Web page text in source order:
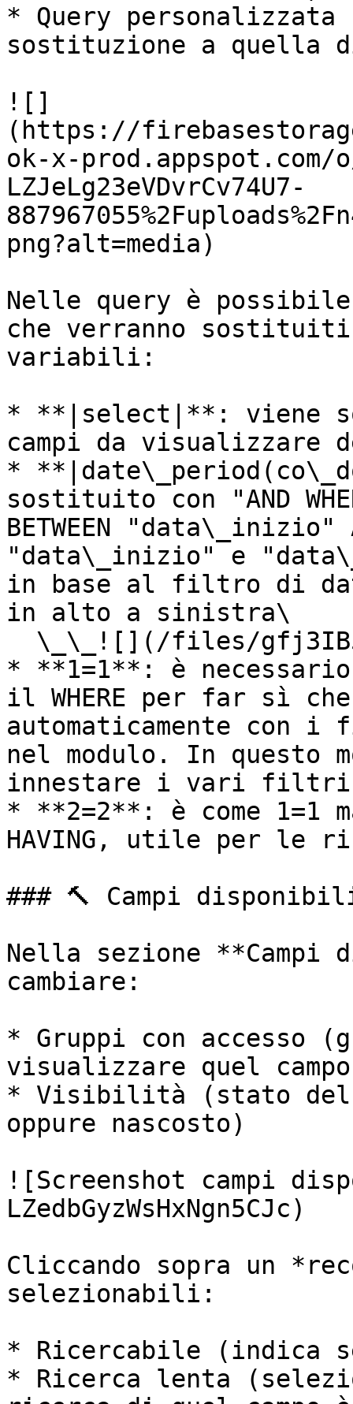
* Query
sostituzione a quella
![]
(https://
ok-x-prod.appspot.com/
LZJeLg23eVDvrCv74U7-
png?alt=media)
Nelle query è
che verranno sostituiti
variabili:
* **|select|**: viene
campi da
*
sostituito con "AND
BETWEEN
"data\_inizio" e
in base al filtro di
in alto a sinistra\
* **1=1**: è
il WHERE per far sì
automaticamente
nel modulo. In questo
innestare i vari filtri
* **2=2**: è come 1=1
HAVING, utile per le
### 🔨 Campi
Nella sezione
cambiare:
* Gruppi con accesso
visualizzare quel
* Visibilità (stato del
oppure nascosto)
![Screenshot campi
LZedbGyzWsHxNgn5CJc)
Cliccando sopra un
selezionabili:
* Ricercabile (indica
* Ricerca lenta